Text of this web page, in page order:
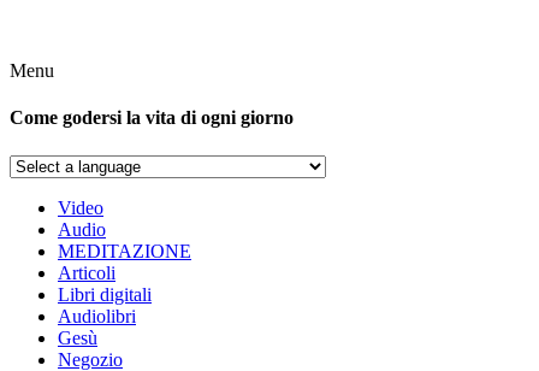
Menu
Come godersi la vita di ogni giorno
Video
Audio
MEDITAZIONE
Articoli
Libri digitali
Audiolibri
Gesù
Negozio